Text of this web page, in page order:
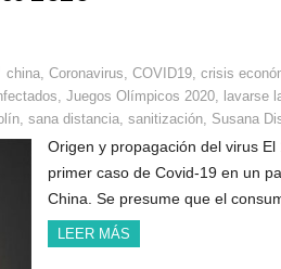
china, Coronavirus, COVID19, crisis
, Juegos Olímpicos 2020, lavarse
, sana distancia, sanitización, Susana
Origen y propagación del virus
primer caso de Covid-19 en un
China. Se presume que el
LEER MÁS